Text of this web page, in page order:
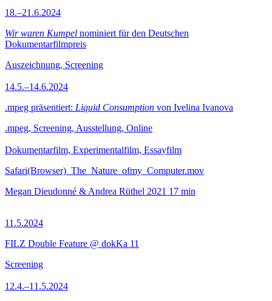
18.–21.6.2024
Wir waren Kumpel nominiert für den Deutschen
Dokumentarfilmpreis
Auszeichnung, Screening
14.5.–14.6.2024
.mpeg präsentiert: Liquid Consumption von Ivelina Ivanova
.mpeg, Screening, Ausstellung, Online
Dokumentarfilm, Experimentalfilm, Essayfilm
Safari(Browser)_The_Nature_ofmy_Computer.mov
Megan Dieudonné & Andrea Rüthel 2021 17 min
11.5.2024
FILZ Double Feature @ dokKa 11
Screening
12.4.–11.5.2024